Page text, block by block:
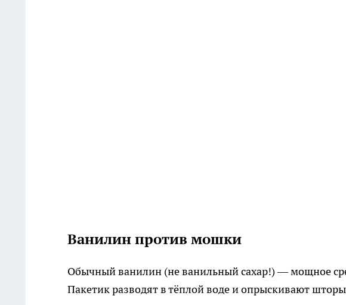
Ванилин против мошки
Обычный ванилин (не ванильный сахар!) — мощное
Пакетик разводят в тёплой воде и опрыскивают